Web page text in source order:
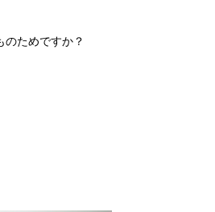
のためですか？